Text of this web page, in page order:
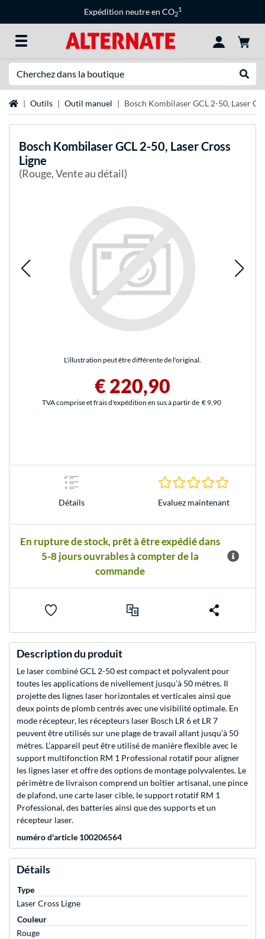
Expédition neutre en CO2
1
Page d'accueil
Outils Outil manuel Bosch Kombilaser GCL 2-50, Laser
Bosch Kombilaser GCL 2-50, Laser Cross
Ligne
(Rouge, Vente au détail)
L'illustration peut être différente de l'original.
€ 220,90
TVA comprise et frais d'expédition en sus à partir de € 9,90
Détails Evaluez maintenant
En rupture de stock, prêt à être expédié dans
5-8 jours ouvrables à compter de la
commande
Description du produit
Le laser combiné GCL 2-50 est compact et polyvalent pour
toutes les applications de nivellement jusqu’à 50 mètres. Il
projette des lignes laser horizontales et verticales ainsi que
deux points de plomb centrés avec une visibilité optimale. En
mode récepteur, les récepteurs laser Bosch LR 6 et LR 7
peuvent être utilisés sur une plage de travail allant jusqu’à 50
mètres. L’appareil peut être utilisé de manière flexible avec le
support multifonction RM 1 Professional rotatif pour aligner
les lignes laser et offre des options de montage polyvalentes. Le
périmètre de livraison comprend un boîtier artisanal, une pince
de plafond, une carte laser cible, le support rotatif RM 1
Professional, des batteries ainsi que des supports et un
récepteur laser.
numéro d'article 100206564
Détails
Type
Laser Cross Ligne
Couleur
Rouge